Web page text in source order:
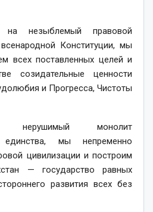
на незыблемый правовой
Конституции, мы
всех поставленных целей и
созидательные ценности
и Прогресса, Чистоты
нерушимый монолит
единства, мы непременно
цивилизации и построим
— государство равных
развития всех без